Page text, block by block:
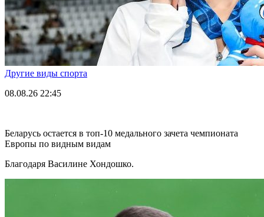
Другие виды спорта
08.08.26 22:45
Беларусь остается в топ-10 медального зачета чемпионата
Европы по видным видам
Благодаря Василине Хондошко.